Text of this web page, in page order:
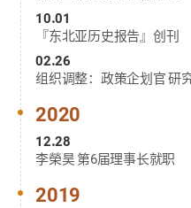
10.01
『东北亚历史报告』创刊
02.26
组织调整：政策企划官 研
2020
12.28
李榮昊 第6届理事长就职
2019